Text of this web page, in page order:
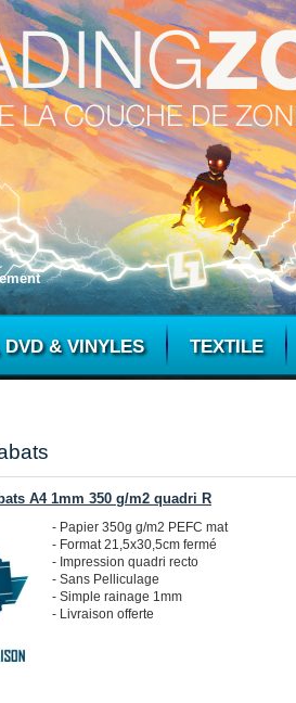
DVD & VINYLES TEXTILE
A4 1mm 350 g/m2 quadri R
- Papier 350g g/m2 PEFC mat
- Format 21,5x30,5cm fermé
- Impression quadri recto
- Sans Pelliculage
- Simple rainage 1mm
- Livraison offerte